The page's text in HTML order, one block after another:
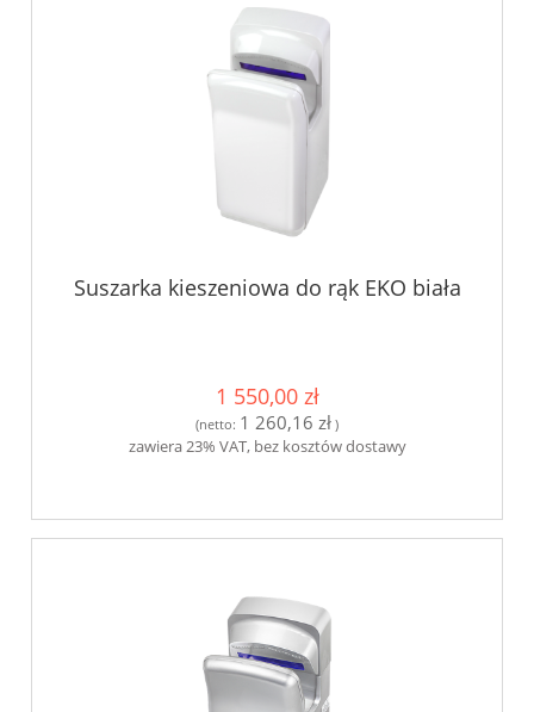
Suszarka kieszeniowa do rąk EKO biała
1 550,00 zł
(netto: 1 260,16 zł )
zawiera 23% VAT, bez kosztów dostawy